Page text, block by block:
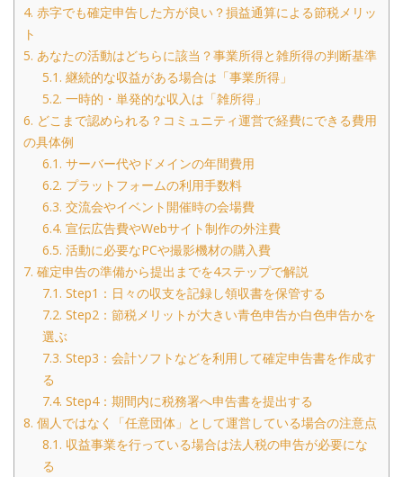
4. 赤字でも確定申告した方が良い？損益通算による節税メリッ
ト
5. あなたの活動はどちらに該当？事業所得と雑所得の判断基準
5.1. 継続的な収益がある場合は「事業所得」
5.2. 一時的・単発的な収入は「雑所得」
6. どこまで認められる？コミュニティ運営で経費にできる費用
の具体例
6.1. サーバー代やドメインの年間費用
6.2. プラットフォームの利用手数料
6.3. 交流会やイベント開催時の会場費
6.4. 宣伝広告費やWebサイト制作の外注費
6.5. 活動に必要なPCや撮影機材の購入費
7. 確定申告の準備から提出までを4ステップで解説
7.1. Step1：日々の収支を記録し領収書を保管する
7.2. Step2：節税メリットが大きい青色申告か白色申告かを
選ぶ
7.3. Step3：会計ソフトなどを利用して確定申告書を作成す
る
7.4. Step4：期間内に税務署へ申告書を提出する
8. 個人ではなく「任意団体」として運営している場合の注意点
8.1. 収益事業を行っている場合は法人税の申告が必要にな
る